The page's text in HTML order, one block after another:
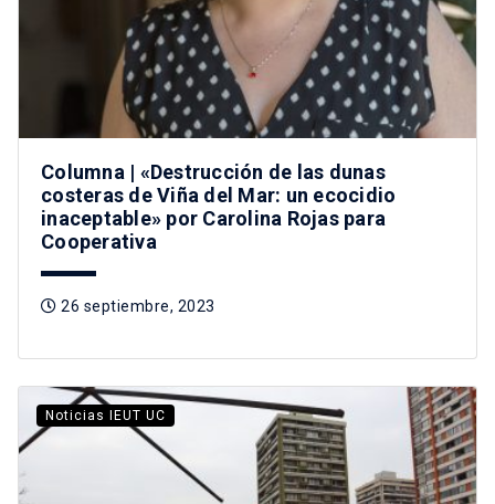
Columna | «Destrucción de las dunas
costeras de Viña del Mar: un ecocidio
inaceptable» por Carolina Rojas para
Cooperativa
26 septiembre, 2023
Noticias IEUT UC